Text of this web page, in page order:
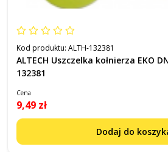
Kod produktu: ALTH-132381
ALTECH Uszczelka kołnierza EKO
132381
Cena
9,49 zł
Dodaj do